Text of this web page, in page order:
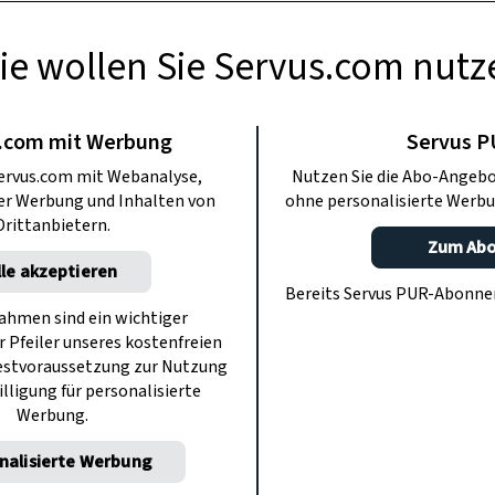
Dich nicht“-
machen
und einen Würfel – mehr braucht es
„Mensch ärgere Dich nicht“.
wollen Sie Servus.com
mit Werbung
mit Webanalyse,
Werbung und Inhalten von
akzeptieren
sind ein wichtiger
unseres kostenfreien
zur Nutzung
für personalisierte
Werbung.
Werbung
Servus
Nutzen Sie die Abo-
ohne personalisierte
Zum
Bereits Servus PUR-